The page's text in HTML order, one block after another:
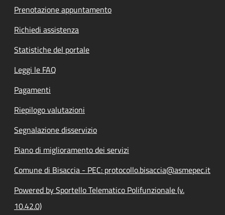
Prenotazione appuntamento
Richiedi assistenza
Statistiche del portale
Leggi le FAQ
Pagamenti
Riepilogo valutazioni
Segnalazione disservizio
Piano di miglioramento dei servizi
Comune di Bisaccia - PEC: protocollo.bisaccia@asmepec.it
Powered by Sportello Telematico Polifunzionale (v.
10.42.0)